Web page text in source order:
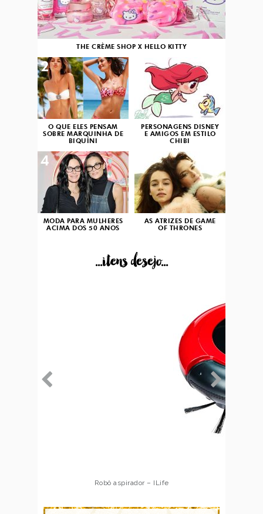
THE CRÈME SHOP X HELLO KITTY
O QUE ELES PENSAM
SOBRE MARQUINHA DE
BIQUÍNI
2
PERSONAGENS DISNEY
E AMIGOS EM ESTILO
CHIBI
3
MODA PARA MULHERES
ACIMA DOS 50 ANOS
4
AS ATRIZES DE GAME
OF THRONES
...itens desejo...
Robô aspirador – Multilaser